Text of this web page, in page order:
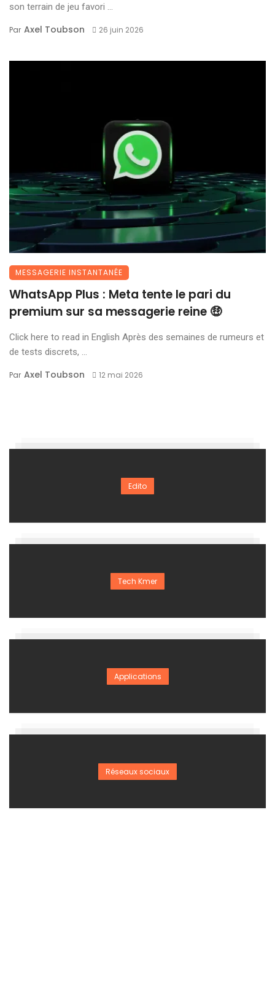
son terrain de jeu favori ...
Par Axel Toubson 26 juin 2026
MESSAGERIE INSTANTANÉE
WhatsApp Plus : Meta tente le pari du
premium sur sa messagerie reine 🤑
Click here to read in English Après des semaines de rumeurs et
de tests discrets, ...
Par Axel Toubson 12 mai 2026
Edito
Tech Kmer
Applications
Réseaux sociaux